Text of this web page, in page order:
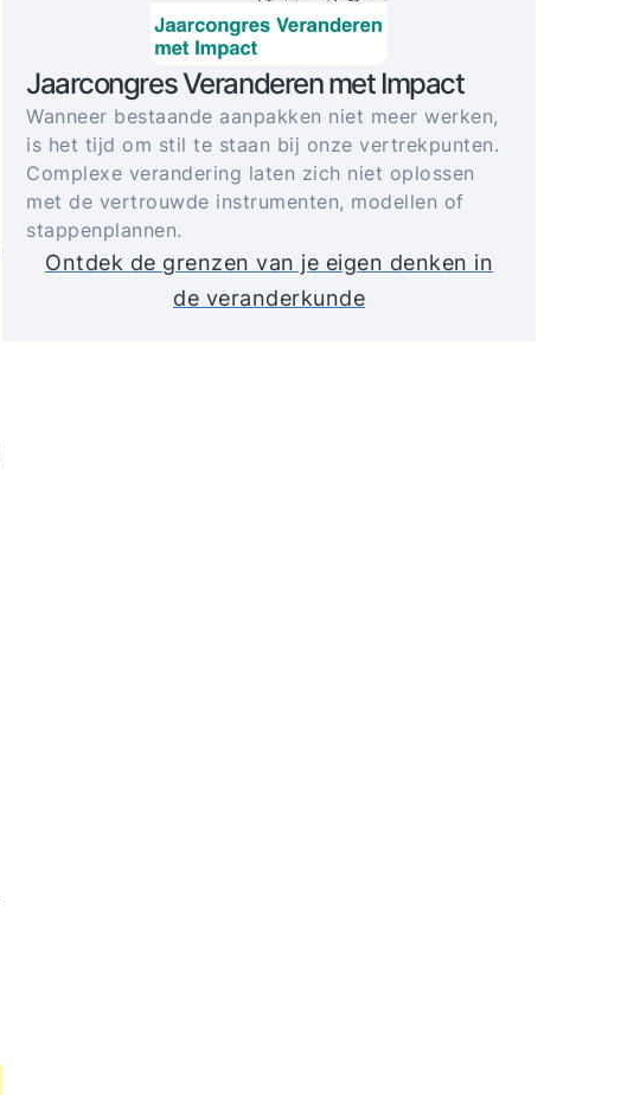
Jaarcongres Veranderen met Impact
Wanneer bestaande aanpakken niet meer werken,
is het tijd om stil te staan bij onze vertrekpunten.
Complexe verandering laten zich niet oplossen
met de vertrouwde instrumenten, modellen of
stappenplannen.
Ontdek de grenzen van je eigen denken in
de veranderkunde